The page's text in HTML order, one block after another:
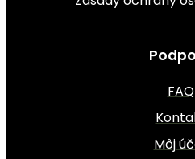
FAQ
Môj